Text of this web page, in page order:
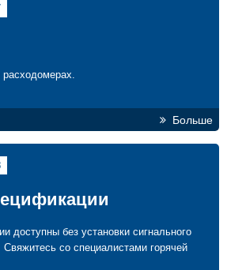
расходомерах.
Больше
доступны без установки сигнального
Свяжитесь со специалистами горячей